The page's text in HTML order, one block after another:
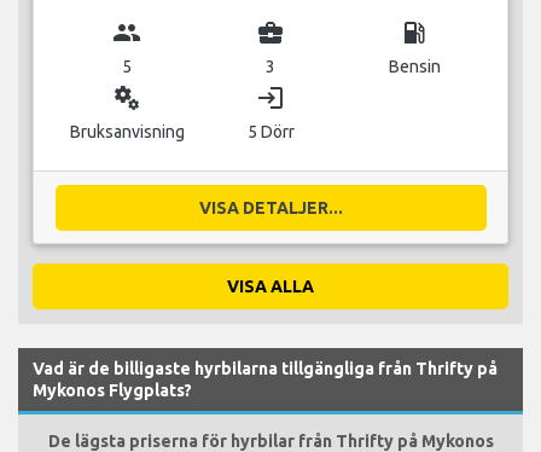
group
5
business_center
3
local_gas_station
Bensin
miscellaneous_services
Bruksanvisning
login
5 Dörr
VISA DETALJER...
VISA ALLA
Vad är de billigaste hyrbilarna tillgängliga från Thrifty på
Mykonos Flygplats?
De lägsta priserna för hyrbilar från Thrifty på Mykonos